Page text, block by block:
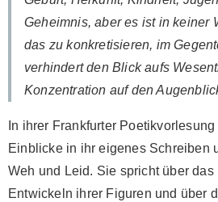
Geheimnis, aber es ist in keiner
das zu konkretisieren, im
verhindert den Blick aufs
Konzentration auf den
In ihrer Frankfurter
Einblicke in ihr eigenes Schreiben
Weh und Leid. Sie spricht über das
Entwickeln ihrer Figuren und über